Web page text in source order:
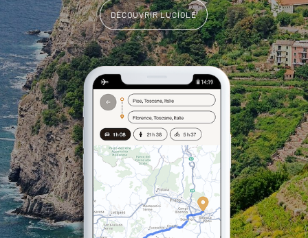
DÉCOUVRIR LUCIOLE